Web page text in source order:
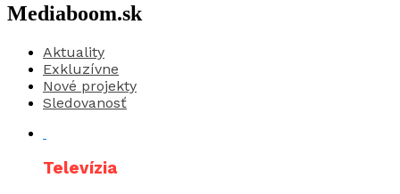
Mediaboom.sk
Aktuality
Exkluzívne
Nové projekty
Sledovanosť
Televízia